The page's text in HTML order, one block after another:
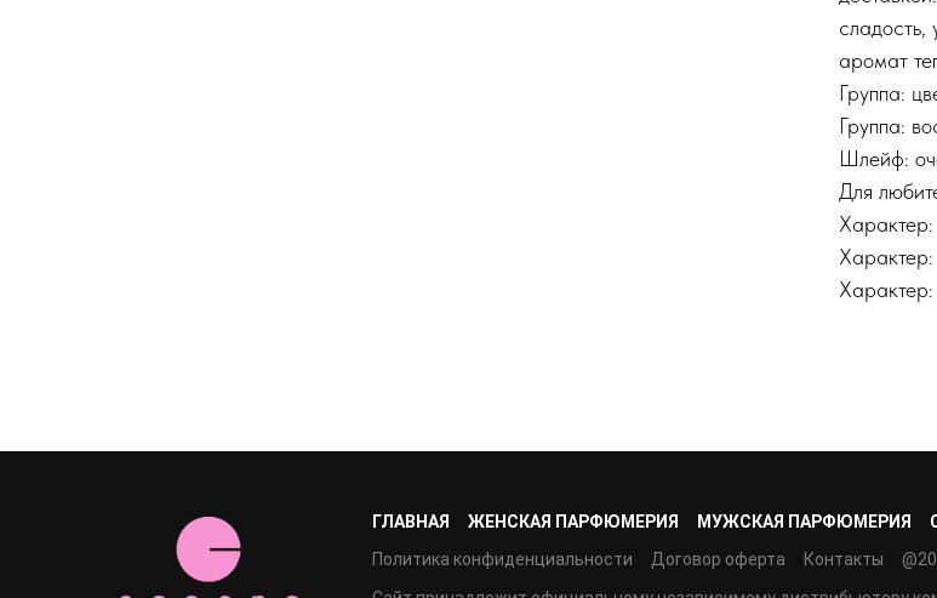
аромат
Группа:
Группа:
Шлейф:
Для
ГЛАВНАЯ ЖЕНСКАЯ ПАРФЮМЕРИЯ МУЖСКАЯ ПАРФЮМЕРИЯ
Политика конфиденциальности
Договор оферта Контакты